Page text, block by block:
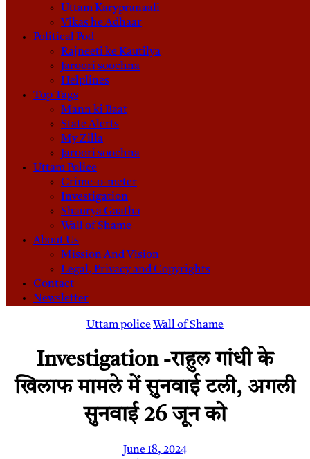
Uttam Karypranaali
Vikas he Adhaar
Political Pod
Rajneeti ke Kautilya
Jaroori soochna
Helplines
Top Tags
Mann ki Baat
State Alerts
My Zilla
Jaroori soochna
Uttam Police
Crime-o-meter
Investigation
Shaurya Gaatha
Wall of Shame
About Us
Mission And Vision
Legal, Privacy and Copyrights
Contact
Newsletter
Uttam policeWall of Shame
Investigation -राहुल गांधी के
खिलाफ मामले में सुनवाई टली, अगली
सुनवाई 26 जून को
June 18, 2024